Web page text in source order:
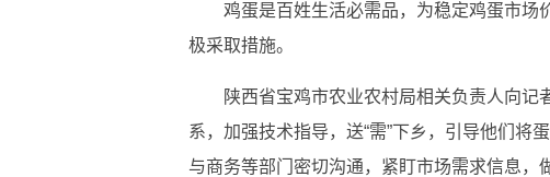
鸡蛋是百姓生活必需品，为稳定鸡蛋市场
极采取措施。
陕西省宝鸡市农业农村局相关负责人向
系，加强技术指导，送“需”下乡，引导他们将
与商务等部门密切沟通，紧盯市场需求信息，